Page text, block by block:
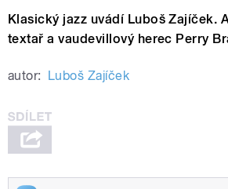
Klasický jazz uvádí Luboš Zajíček.
textař a vaudevillový herec Perry
autor: Luboš Zajíček